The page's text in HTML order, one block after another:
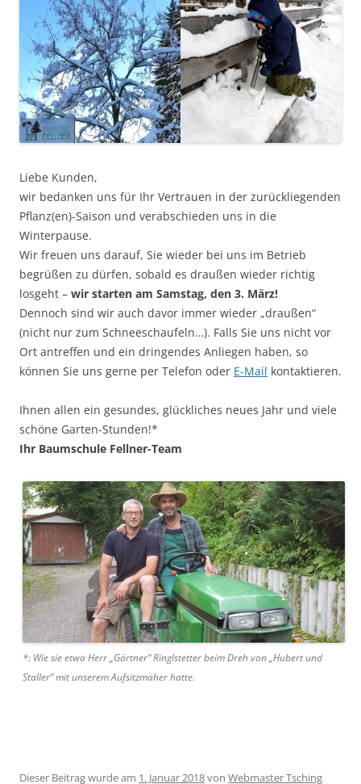
Liebe Kunden,
wir bedanken uns für Ihr Vertrauen in der zurückliegenden
Pflanz(en)-Saison und verabschieden uns in die
Winterpause.
Wir freuen uns darauf, Sie wieder bei uns im Betrieb
begrüßen zu dürfen, sobald es draußen wieder richtig
losgeht – wir starten am Samstag, den 3. März!
Dennoch sind wir auch davor immer wieder „draußen“
(nicht nur zum Schneeschaufeln…). Falls Sie uns nicht vor
Ort antreffen und ein dringendes Anliegen haben, so
können Sie uns gerne per Telefon oder E-Mail kontaktieren.
Ihnen allen ein gesundes, glückliches neues Jahr und viele
schöne Garten-Stunden!*
Ihr Baumschule Fellner-Team
*: Wie sie etwa Herr „Gärtner“ Ringlstetter beim Dreh von „Hubert und
Staller“ mit unserem Aufsitzmäher hatte.
Dieser Beitrag wurde am 1. Januar 2018von Webmaster Tsching